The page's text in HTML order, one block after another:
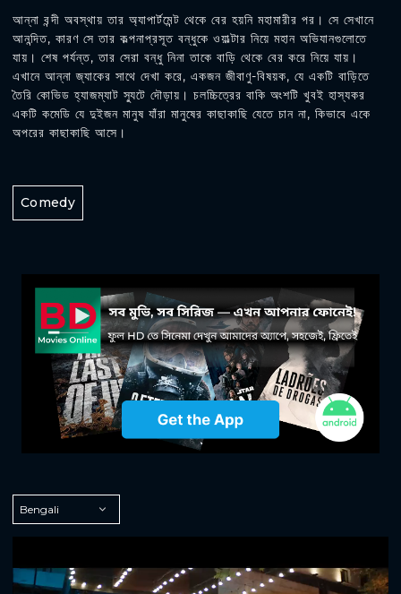
আন্না বন্দী অবস্থায় তার অ্যাপার্টমেন্ট থেকে বের হয়নি মহামারীর পর। সে সেখানে
আনন্দিত, কারণ সে তার কল্পনাপ্রসূত বন্ধুকে ওয়াল্টার নিয়ে মহান অভিযানগুলোতে
যায়। শেষ পর্যন্ত, তার সেরা বন্ধু নিনা তাকে বাড়ি থেকে বের করে নিয়ে যায়।
এখানে আন্না জ্যাকের সাথে দেখা করে, একজন জীবাণু-বিষয়ক, যে একটি বাড়িতে
তৈরি কোভিড হ্যাজম্যাট স্যুটে দৌড়ায়। চলচ্চিত্রের বাকি অংশটি খুবই হাস্যকর
একটি কমেডি যে দুইজন মানুষ যাঁরা মানুষের কাছাকাছি যেতে চান না, কিভাবে একে
অপরের কাছাকাছি আসে।
Comedy